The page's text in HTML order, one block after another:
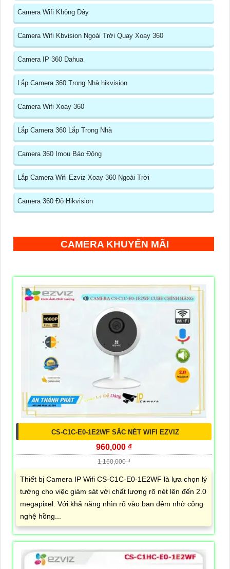
Camera Wifi Không Dây
Camera Wifi Kbvision Ngoài Trời Quay Xoay 360
Camera IP 360 Dahua
Lắp Camera 360 Trong Nhà hikvision
Camera Wifi Xoay 360
Lắp Camera 360 Lắp Trong Nhà
Camera 360 Imou Báo Động
Lắp Camera Wifi Ezviz Xoay 360 Ngoài Trời
Camera 360 Độ Hikvision
CAMERA KHUYẾN MÃI
CS-C1C-E0-1E2WF SẮC NÉT WIFI EZVIZ
960,000 ₫
1,160,000 ₫
Thiết bị Camera IP Wifi CS-C1C-E0-1E2WF là lựa chọn lý
tưởng cho việc giám sát với chất lượng rõ nét lên đến 2.0
megapixel. Với khả năng nhìn rõ vào ban đêm nhờ công
nghệ hồng...